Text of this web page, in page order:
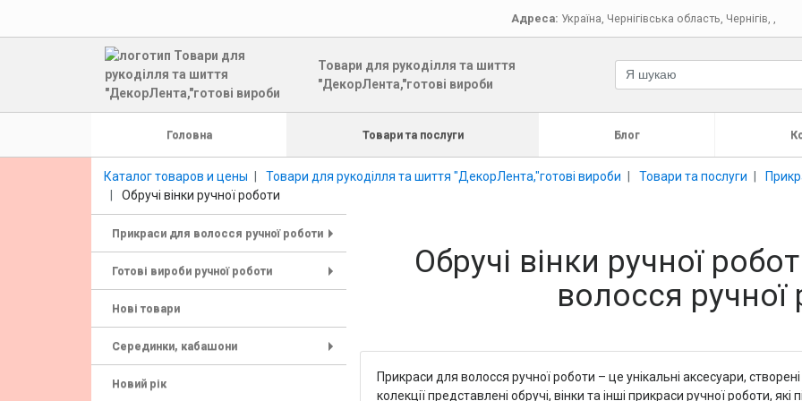
Адреса: Україна Чернігівська область Чернігів
Товари для рукоділля та шиття
"ДекорЛента,"готові вироби
Головна Товари та послуги Блог
Каталог товаров и цены Товари для рукоділля та шиття "ДекорЛента,"готові вироби Товари та послуги
Обручі вінки ручної роботи
Прикраси для волосся ручної роботи
Готові вироби ручної роботи
Нові товари
Серединки, кабашони
Новий рік
Обручі вінки ручної
волосся ручної
Прикраси для волосся ручної роботи – це унікальні аксесуари,
колекції представлені обручі, вінки та інші прикраси ручної роботи,